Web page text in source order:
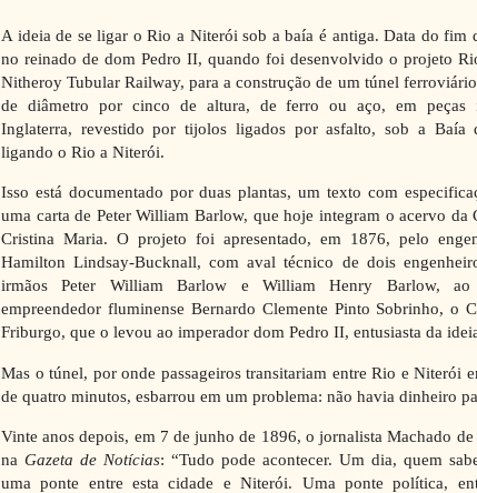
A ideia de se ligar o Rio a Niterói sob a baía é antiga. Data do fim
no reinado de dom Pedro II, quando foi desenvolvido o projeto
Nitheroy Tubular Railway, para a construção de um túnel
de diâmetro por cinco de altura, de ferro ou aço, em peças
Inglaterra, revestido por tijolos ligados por asfalto, sob a Baía
ligando o Rio a Niterói.
Isso está documentado por duas plantas, um texto com
uma carta de Peter William Barlow, que hoje integram o acervo da
Cristina Maria. O projeto foi apresentado, em 1876, pelo
Hamilton Lindsay-Bucknall, com aval técnico de dois
irmãos Peter William Barlow e William Henry Barlow, ao
empreendedor fluminense Bernardo Clemente Pinto Sobrinho, o
Friburgo, que o levou ao imperador dom Pedro II, entusiasta da
Mas o túnel, por onde passageiros transitariam entre Rio e Niterói
de quatro minutos, esbarrou em um problema: não havia dinheiro
Vinte anos depois, em 7 de junho de 1896, o jornalista Machado de
na Gazeta de Notícias: “Tudo pode acontecer. Um dia, quem
uma ponte entre esta cidade e Niterói. Uma ponte política,